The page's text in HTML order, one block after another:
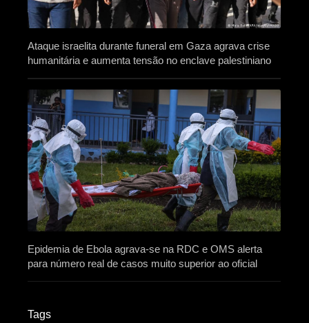
Ataque israelita durante funeral em Gaza agrava crise
humanitária e aumenta tensão no enclave palestiniano
Epidemia de Ebola agrava-se na RDC e OMS alerta
para número real de casos muito superior ao oficial
Tags